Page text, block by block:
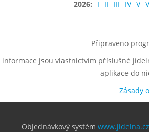
2026:
I II III IV V
Připraveno
informace jsou vlastnictvím příslušné
aplikace do
Zásady
Objednávkový systém www.jidelna.cz